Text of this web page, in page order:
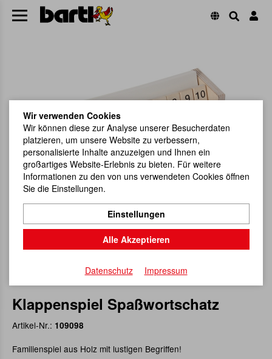
Klappenspiel Spaßwortschatz
Artikel-Nr.: 109098
Familienspiel aus Holz mit lustigen Begriffen!
Wir verwenden Cookies
Wir können diese zur Analyse unserer Besucherdaten
platzieren, um unsere Website zu verbessern,
personalisierte Inhalte anzuzeigen und Ihnen ein
großartiges Website-Erlebnis zu bieten. Für weitere
Informationen zu den von uns verwendeten Cookies öffnen
Sie die Einstellungen.
Einstellungen
Alle Akzeptieren
Datenschutz Impressum